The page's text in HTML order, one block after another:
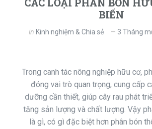
BIẾN
in Kinh nghiệm & Chia sẻ 3 Tháng
Trong canh tác nông nghiệp hữu cơ,
đóng vai trò quan trọng, cung cấp
dưỡng cần thiết, giúp cây rau phát
tăng sản lượng và chất lượng. Vậy
là gì, có gì đặc biệt hơn phân bón